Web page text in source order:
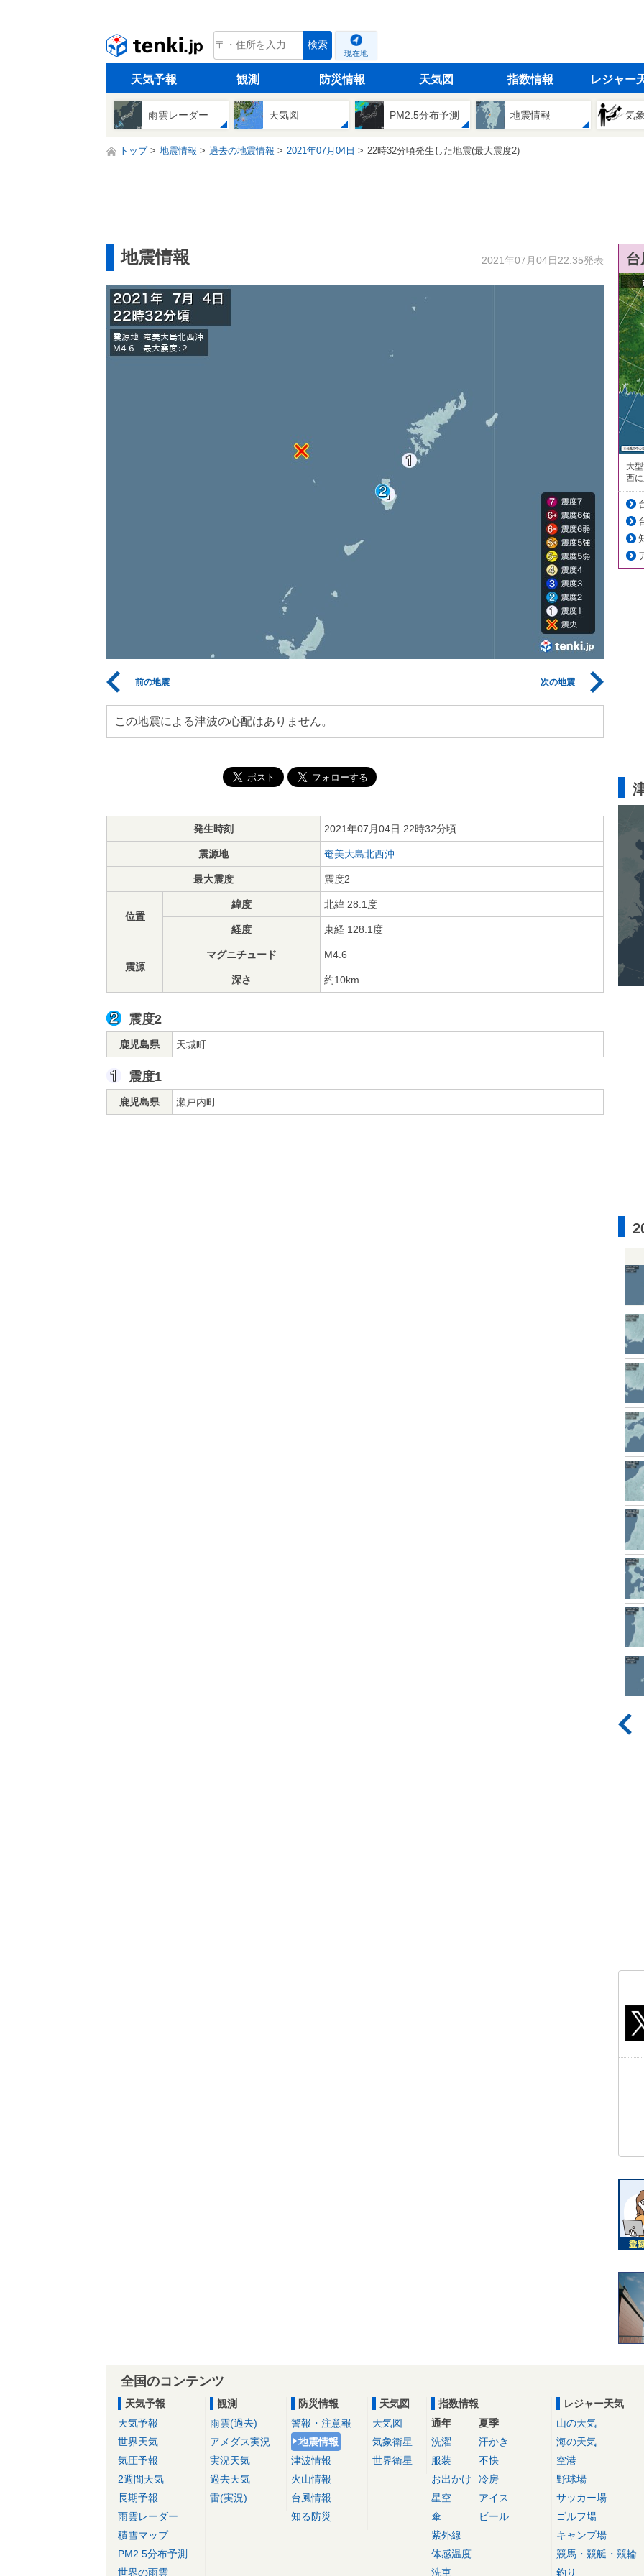
tenki.jp 検索
現在地
天気予報 観測 防災情報 天気図 指数情報 レジャー
雨雲レーダー 天気図 PM2.5分布予測 地震情報 気
トップ 地震情報 過去の地震情報 2021年07月04日 22時32分頃発生した地震(最大震度2)
地震情報 2021年07月04日22:35発表
前の地震 次の地震
この地震による津波の心配はありません。
発生時刻 2021年07月04日 22時32分頃
震源地 奄美大島北西沖
最大震度 震度2
位置
緯度 北緯 28.1度
経度 東経 128.1度
震源
マグニチュード M4.6
深さ 約10km
震度2
鹿児島県 天城町
震度1
鹿児島県 瀬戸内町
大
西
全国のコンテンツ
天気予報
天気予報
世界天気
気圧予報
2週間天気
長期予報
雨雲レーダー
積雪マップ
PM2.5分布予測
世界の雨雲
観測
雨雲(過去)
アメダス実況
実況天気
過去天気
雷(実況)
防災情報
警報・注意報
地震情報
津波情報
火山情報
台風情報
知る防災
天気図
天気図
気象衛星
世界衛星
指数情報
通年
洗濯
服装
お出かけ
星空
傘
紫外線
体感温度
洗車
夏季
汗かき
不快
冷房
アイス
ビール
レジャー天気
山の天気
海の天気
空港
野球場
サッカー場
ゴルフ場
キャンプ場
競馬・競艇・競輪
釣り